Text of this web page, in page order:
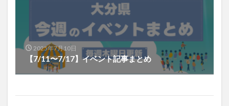
2025年7月10日
【7/11〜7/17】イベント記事まとめ